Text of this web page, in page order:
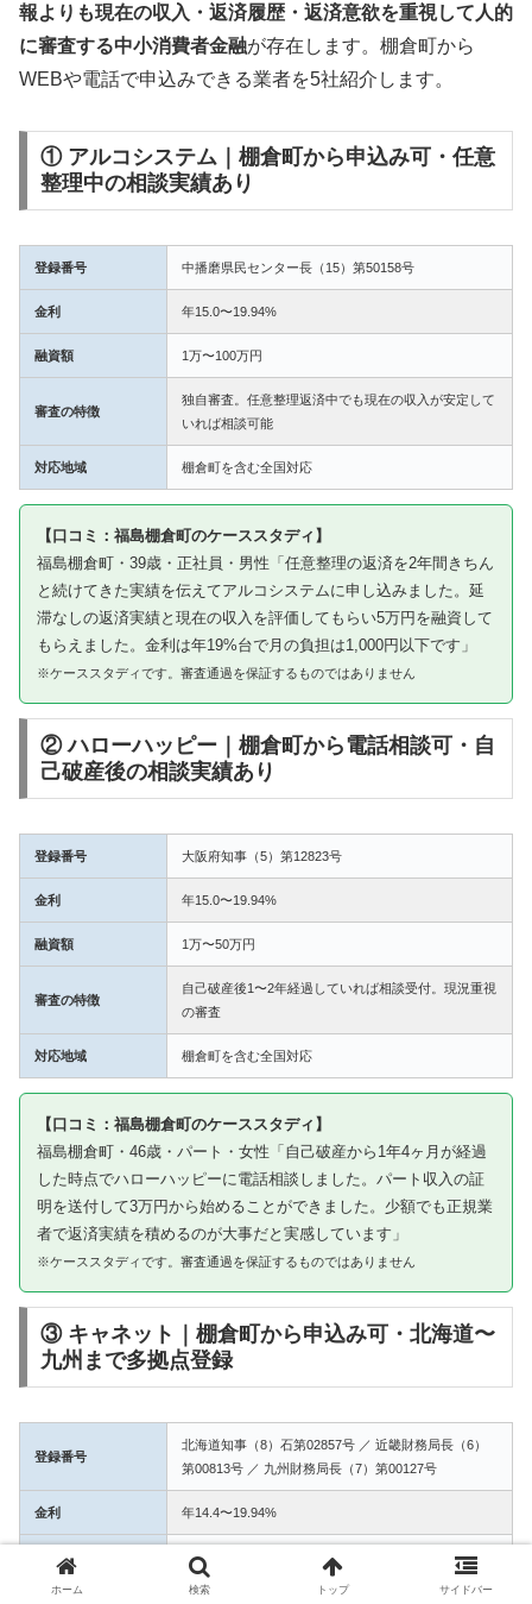
報よりも現在の収入・返済履歴・返済意欲を重視して人的
に審査する中小消費者金融が存在します。棚倉町から
WEBや電話で申込みできる業者を5社紹介します。
① アルコシステム｜棚倉町から申込み可・任意
整理中の相談実績あり
登録番号 中播磨県民センター長（15）第50158号
金利 年15.0〜19.94%
融資額 1万〜100万円
審査の特徴
独自審査。任意整理返済中でも現在の収入が安定して
いれば相談可能
対応地域 棚倉町を含む全国対応
【口コミ：福島棚倉町のケーススタディ】
福島棚倉町・39歳・正社員・男性「任意整理の返済を2年間きちん
と続けてきた実績を伝えてアルコシステムに申し込みました。延
滞なしの返済実績と現在の収入を評価してもらい5万円を融資して
もらえました。金利は年19%台で月の負担は1,000円以下です」
※ケーススタディです。審査通過を保証するものではありません
② ハローハッピー｜棚倉町から電話相談可・自
己破産後の相談実績あり
登録番号 大阪府知事（5）第12823号
金利 年15.0〜19.94%
融資額 1万〜50万円
審査の特徴
自己破産後1〜2年経過していれば相談受付。現況重視
の審査
対応地域 棚倉町を含む全国対応
【口コミ：福島棚倉町のケーススタディ】
福島棚倉町・46歳・パート・女性「自己破産から1年4ヶ月が経過
した時点でハローハッピーに電話相談しました。パート収入の証
明を送付して3万円から始めることができました。少額でも正規業
者で返済実績を積めるのが大事だと実感しています」
※ケーススタディです。審査通過を保証するものではありません
③ キャネット｜棚倉町から申込み可・北海道〜
九州まで多拠点登録
登録番号
北海道知事（8）石第02857号 ／ 近畿財務局長（6）
第00813号 ／ 九州財務局長（7）第00127号
金利 年14.4〜19.94%
融資額 1万〜50万円
ホーム 検索 トップ サイドバー